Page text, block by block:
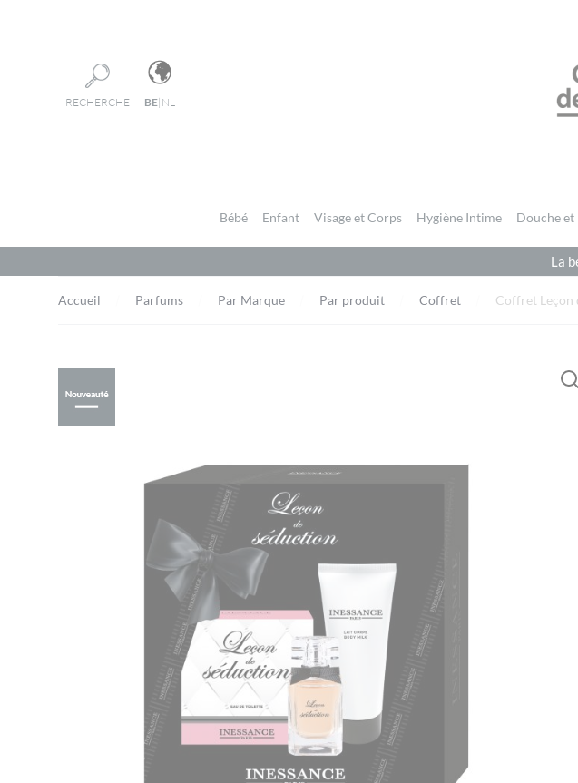
RECHERCHE BE| NL
Bébé Enfant Visage et Corps Hygiène Intime Douche et
La
Accueil Parfums Par Marque Par produit Coffret Coffret Leçon
Vous devez être